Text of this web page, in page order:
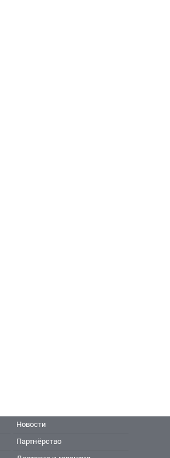
Новости
Партнёрство